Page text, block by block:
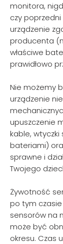
monitora,
czy poprzedni
urządzenie
producenta
właściwe
prawidłowo
Nie możemy
urządzenie
upuszczenie
kable, wtyczki
bateriami)
sprawne i
Twojego
Żywotność
po tym
sensorów na
może być
okresu. Czas